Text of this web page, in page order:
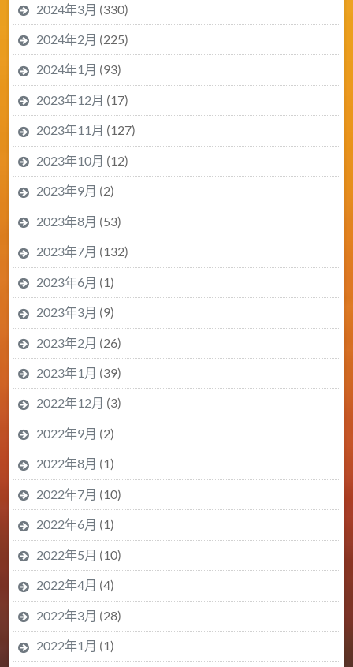
2024年3月 (330)
2024年2月 (225)
2024年1月 (93)
2023年12月 (17)
2023年11月 (127)
2023年10月 (12)
2023年9月 (2)
2023年8月 (53)
2023年7月 (132)
2023年6月 (1)
2023年3月 (9)
2023年2月 (26)
2023年1月 (39)
2022年12月 (3)
2022年9月 (2)
2022年8月 (1)
2022年7月 (10)
2022年6月 (1)
2022年5月 (10)
2022年4月 (4)
2022年3月 (28)
2022年1月 (1)